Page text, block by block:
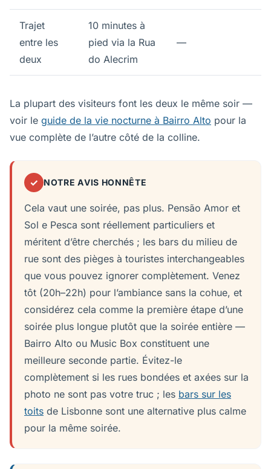
Trajet
entre les
deux
10 minutes à
pied via la Rua
do Alecrim
—
La plupart des visiteurs font les deux le même soir —
voir le guide de la vie nocturne à Bairro Alto pour la
vue complète de l’autre côté de la colline.
✓ NOTRE AVIS HONNÊTE
Cela vaut une soirée, pas plus. Pensão Amor et
Sol e Pesca sont réellement particuliers et
méritent d’être cherchés ; les bars du milieu de
rue sont des pièges à touristes interchangeables
que vous pouvez ignorer complètement. Venez
tôt (20h–22h) pour l’ambiance sans la cohue, et
considérez cela comme la première étape d’une
soirée plus longue plutôt que la soirée entière —
Bairro Alto ou Music Box constituent une
meilleure seconde partie. Évitez-le
complètement si les rues bondées et axées sur la
photo ne sont pas votre truc ; les bars sur les
toits de Lisbonne sont une alternative plus calme
pour la même soirée.